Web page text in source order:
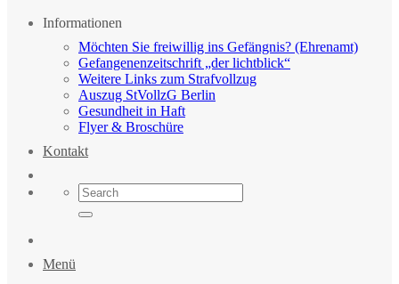
Informationen
Möchten Sie freiwillig ins Gefängnis? (Ehrenamt)
Gefangenenzeitschrift „der lichtblick“
Weitere Links zum Strafvollzug
Auszug StVollzG Berlin
Gesundheit in Haft
Flyer & Broschüre
Kontakt
Menü